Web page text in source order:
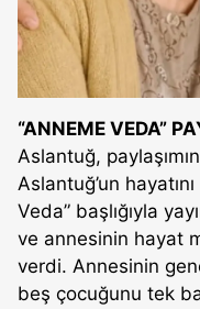
“ANNEME VEDA”
Aslantuğ,
Aslantuğ’un
Veda” başlığıyla
ve annesinin hayat
verdi. Annesinin
beş çocuğunu tek